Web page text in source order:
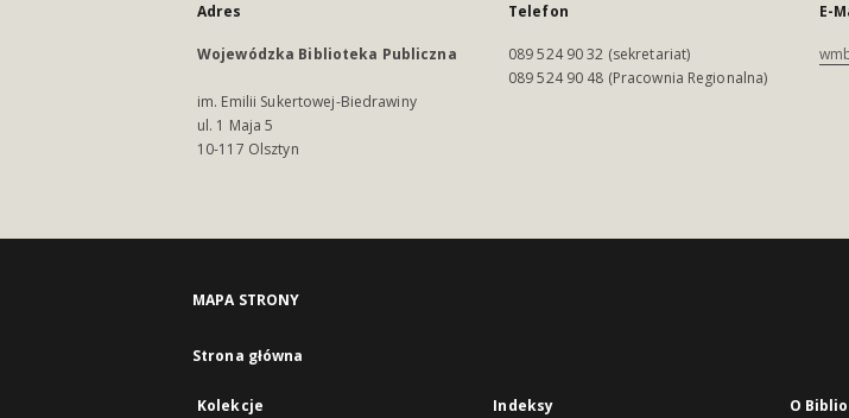
Adres
Wojewódzka Biblioteka Publiczna
im. Emilii Sukertowej-Biedrawiny
ul. 1 Maja 5
10-117 Olsztyn
Telefon
089 524 90 32 (sekretariat)
089 524 90 48 (Pracownia Regionalna)
E-
MAPA STRONY
Strona główna
Kolekcje Indeksy O